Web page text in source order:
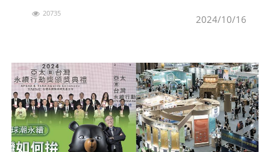
上的電力、燃氣供應業及製造業，台灣產業 2024/10/16
20735